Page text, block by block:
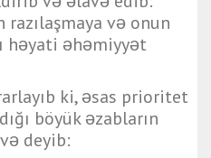
və onun
həyati əhəmiyyət
ki, əsas prioritet
böyük əzabların
deyib: